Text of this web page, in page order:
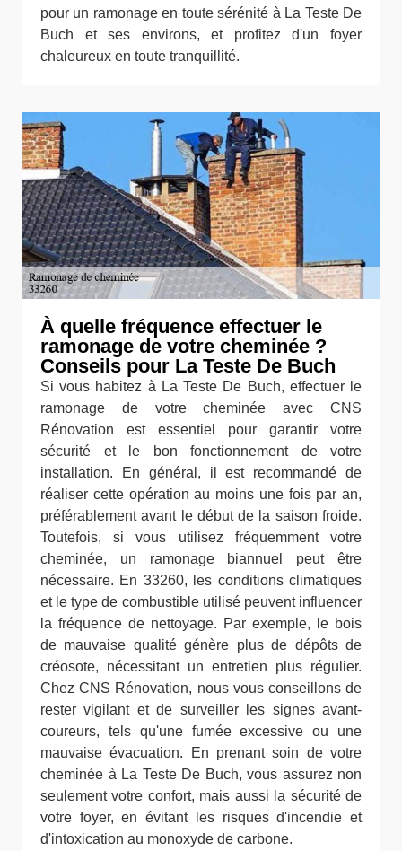
pour un ramonage en toute sérénité à La Teste De
Buch et ses environs, et profitez d'un foyer
chaleureux en toute tranquillité.
À quelle fréquence effectuer le
ramonage de votre cheminée ?
Conseils pour La Teste De Buch
Si vous habitez à La Teste De Buch, effectuer le
ramonage de votre cheminée avec CNS
Rénovation est essentiel pour garantir votre
sécurité et le bon fonctionnement de votre
installation. En général, il est recommandé de
réaliser cette opération au moins une fois par an,
préférablement avant le début de la saison froide.
Toutefois, si vous utilisez fréquemment votre
cheminée, un ramonage biannuel peut être
nécessaire. En 33260, les conditions climatiques
et le type de combustible utilisé peuvent influencer
la fréquence de nettoyage. Par exemple, le bois
de mauvaise qualité génère plus de dépôts de
créosote, nécessitant un entretien plus régulier.
Chez CNS Rénovation, nous vous conseillons de
rester vigilant et de surveiller les signes avant-
coureurs, tels qu'une fumée excessive ou une
mauvaise évacuation. En prenant soin de votre
cheminée à La Teste De Buch, vous assurez non
seulement votre confort, mais aussi la sécurité de
votre foyer, en évitant les risques d'incendie et
d'intoxication au monoxyde de carbone.